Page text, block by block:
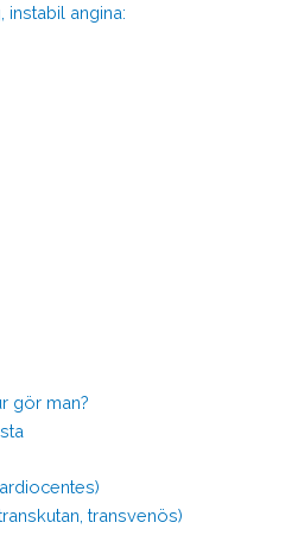
instabil angina:
gör man?
transvenös)